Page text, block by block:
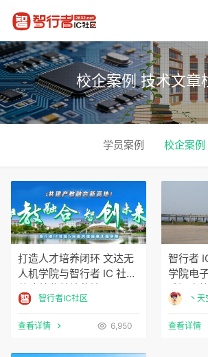
校企案例 技术文章
学员案例 校企案例
打造人才培养闭环 文达无
人机学院与智行者 IC 社区
共建就业基地落地
智行者IC社区
查看详情 6,950
智行者
学院电
成深度
科技人丶天
查看详情